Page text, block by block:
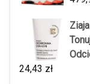
24,43 zł